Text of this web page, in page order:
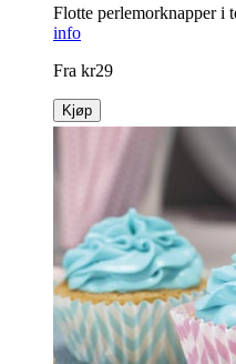
Flotte perlemorknapper i
info
Fra kr29
Kjøp